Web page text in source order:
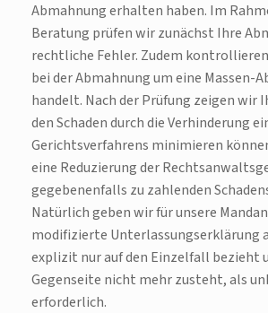
Abmahnung erhalten haben. Im
Beratung prüfen wir zunächst Ihre
rechtliche Fehler. Zudem
bei der Abmahnung um eine Massen-
handelt. Nach der Prüfung zeigen wir
den Schaden durch die Verhinderung
Gerichtsverfahrens minimieren
eine Reduzierung der
gegebenenfalls zu zahlenden
Natürlich geben wir für unsere
modifizierte Unterlassungserklärung
explizit nur auf den Einzelfall bezieht
Gegenseite nicht mehr zusteht, als
erforderlich.